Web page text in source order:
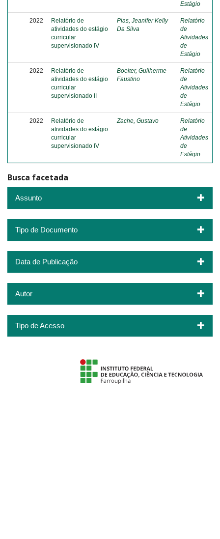
Estágio
2022
Relatório de
atividades do estágio
curricular
supervisionado IV
Pias, Jeanifer Kelly
Da Silva
Relatório
de
Atividades
de
Estágio
2022
Relatório de
atividades do estágio
curricular
supervisionado II
Boelter, Guilherme
Faustino
Relatório
de
Atividades
de
Estágio
2022
Relatório de
atividades do estágio
curricular
supervisionado IV
Zache, Gustavo
Relatório
de
Atividades
de
Estágio
Busca facetada
Assunto
Tipo de Documento
Data de Publicação
Autor
Tipo de Acesso